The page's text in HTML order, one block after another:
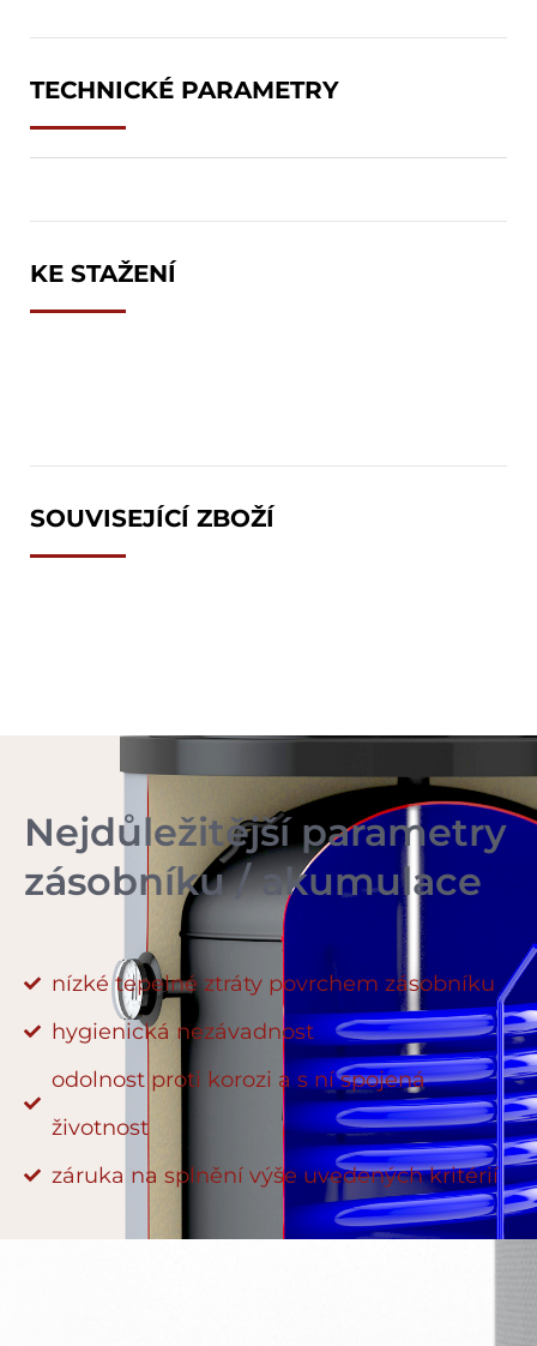
TECHNICKÉ PARAMETRY
KE STAŽENÍ
SOUVISEJÍCÍ ZBOŽÍ
Nejdůležitější parametry
zásobníku / akumulace
nízké tepelné ztráty povrchem zásobníku
hygienická nezávadnost
odolnost proti korozi a s ní spojená
životnost
záruka na splnění výše uvedených kritérií